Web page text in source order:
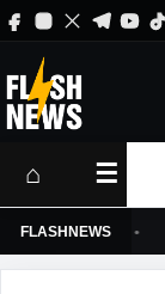
⌂ ☰
FLASHNEWS
виз